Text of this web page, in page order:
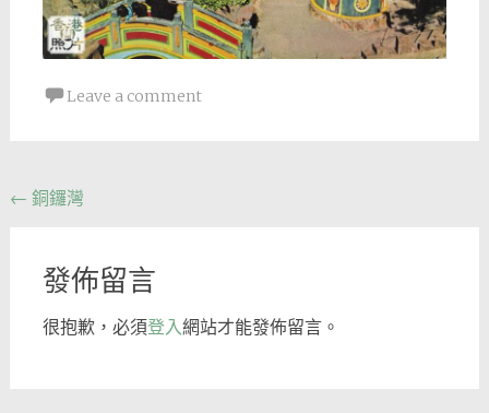
Leave a comment
Post
← 銅鑼灣
發佈留言
很抱歉，必須登入網站才能發佈留言。